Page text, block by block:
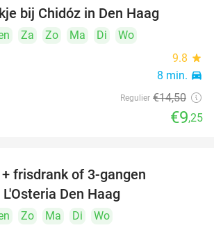
bij Chidóz in Den Haag
Za Zo Ma Di
Wo
9.8 star
8 min. directions_car
Regulier €14,50
€9,25
frisdrank of 3-gangen
Den Haag
Zo Ma Di
Wo